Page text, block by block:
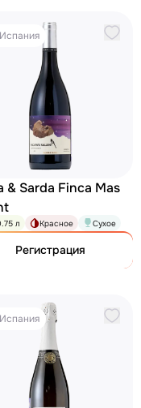
Испания
& Sarda Finca Mas
л Красное Сухое
Регистрация
Испания